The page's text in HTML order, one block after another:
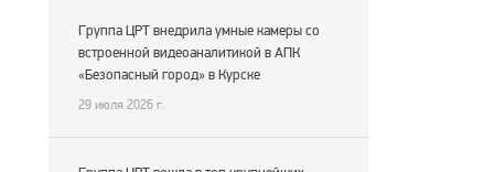
Группа ЦРТ внедрила умные камеры со
встроенной видеоаналитикой в АПК
«Безопасный город» в Курске
29 июля 2026 г.